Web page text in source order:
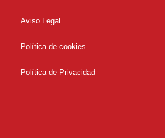
Aviso Legal
Política de cookies
Política de Privacidad